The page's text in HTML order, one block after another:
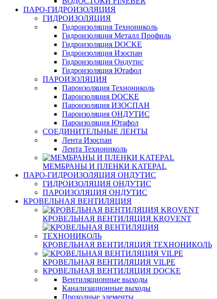
ПАРО-ГИДРОИЗОЛЯЦИЯ
ГИДРОИЗОЛЯЦИЯ
Гидроизоляция Технониколь
Гидроизоляция Металл Профиль
Гидроизоляция DOCKE
Гидроизоляция Изоспан
Гидроизоляция Ондутис
Гидроизоляция Ютафол
ПАРОИЗОЛЯЦИЯ
Пароизоляция Технониколь
Пароизоляция DOCKE
Пароизоляция ИЗОСПАН
Пароизоляция ОНДУТИС
Пароизоляция Ютафол
СОЕДИНИТЕЛЬНЫЕ ЛЕНТЫ
Лента Изоспан
Лента Технониколь
МЕМБРАНЫ И ПЛЕНКИ KATEPAL
ПАРО-ГИДРОИЗОЛЯЦИЯ ОНДУТИС
ГИДРОИЗОЛЯЦИЯ ОНДУТИС
ПАРОИЗОЛЯЦИЯ ОНДУТИС
КРОВЕЛЬНАЯ ВЕНТИЛЯЦИЯ
КРОВЕЛЬНАЯ ВЕНТИЛЯЦИЯ KROVENT
КРОВЕЛЬНАЯ ВЕНТИЛЯЦИЯ ТЕХНОНИКОЛЬ
КРОВЕЛЬНАЯ ВЕНТИЛЯЦИЯ VILPE
КРОВЕЛЬНАЯ ВЕНТИЛЯЦИЯ DOCKE
Вентиляционные выходы
Канализационные выходы
Проходные элементы